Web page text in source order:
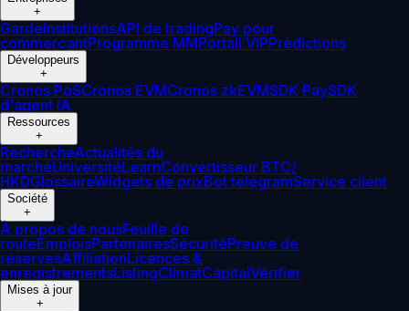
+
GardeInstitutionsAPI de tradingPay pour
commerçantProgramme MMPortail VIPPrédictions
Développeurs
+
Cronos PoSCronos EVMCronos zkEVMSDK PaySDK
d'agent IA
Ressources
+
RechercheActualités du
marchéUniversitéLearnConvertisseur BTC/
HKDGlossaireWidgets de prixBot telegramService client
Société
+
À propos de nousFeuille de
routeEmploisPartenairesSécuritéPreuve de
réservesAffiliationLicences &
enregistrementsListingClimatCapitalVérifier
Mises à jour
+